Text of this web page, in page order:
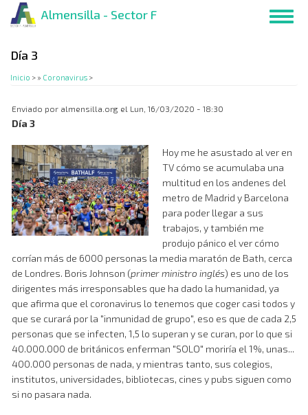
Pasar
principal
Almensilla - Sector F
Día 3
Inicio > Coronavirus >
Enviado por almensilla.org el Lun, 16/03/2020 - 18:30
Día 3
Hoy me he asustado al ver en
TV cómo se acumulaba una
multitud en los andenes del
metro de Madrid y Barcelona
para poder llegar a sus
trabajos, y también me
produjo pánico el ver cómo
corrían más de 6000 personas la media maratón de Bath, cerca
de Londres. Boris Johnson (primer ministro inglés) es uno de los
dirigentes más irresponsables que ha dado la humanidad, ya
que afirma que el coronavirus lo tenemos que coger casi todos y
que se curará por la "inmunidad de grupo", eso es que de cada 2,5
personas que se infecten, 1,5 lo superan y se curan, por lo que si
40.000.000 de británicos enferman "SOLO" moriría el 1%, unas...
400.000 personas de nada, y mientras tanto, sus colegios,
institutos, universidades, bibliotecas, cines y pubs siguen como
si no pasara nada.